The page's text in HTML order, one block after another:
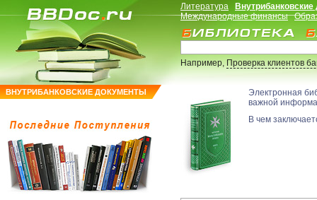
ВНУТРИБАНКОВСКИЕ ДОКУМЕНТЫ
Литература
Международные финансы
Например,Проверка клиентов
Электронная
важной
В чем